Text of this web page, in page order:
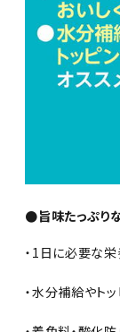
●旨味たっぷり
・1日に必要な
・水分補給やト